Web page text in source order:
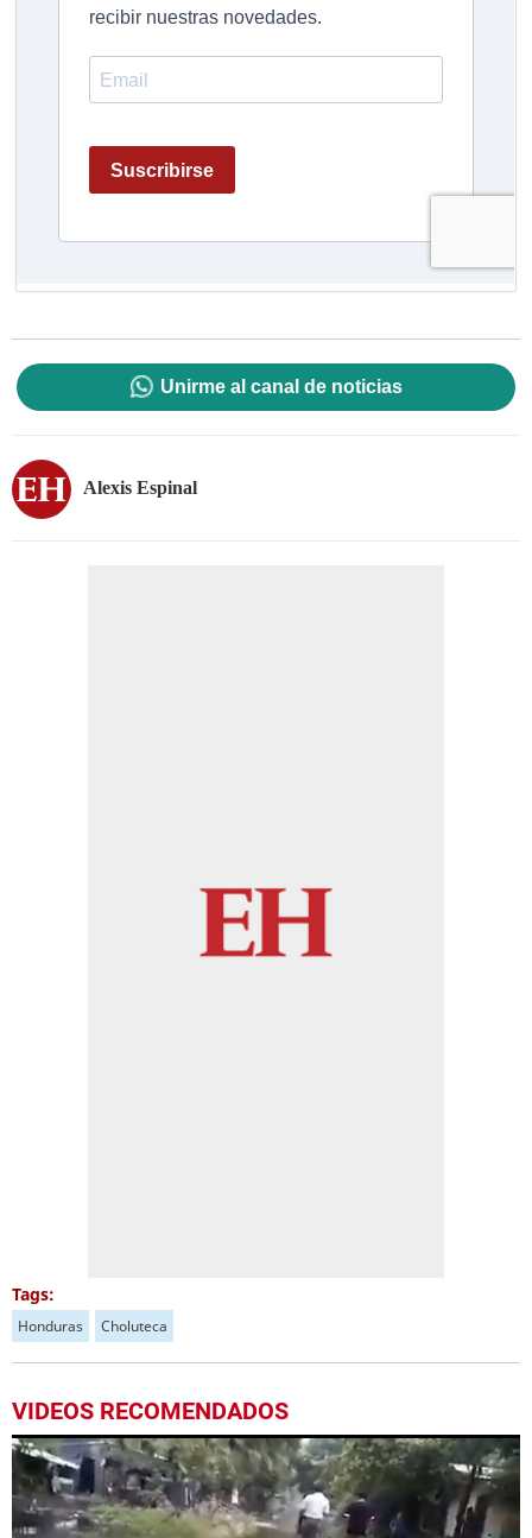
Unirme al canal de noticias
Alexis Espinal
Tags:
Honduras Choluteca
VIDEOS RECOMENDADOS